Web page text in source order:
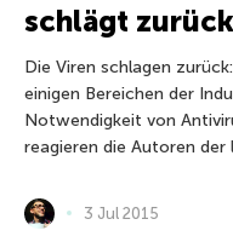
schlägt zurück
Die Viren schlagen
einigen Bereichen der
Notwendigkeit von
reagieren die Autoren
3 Jul 2015